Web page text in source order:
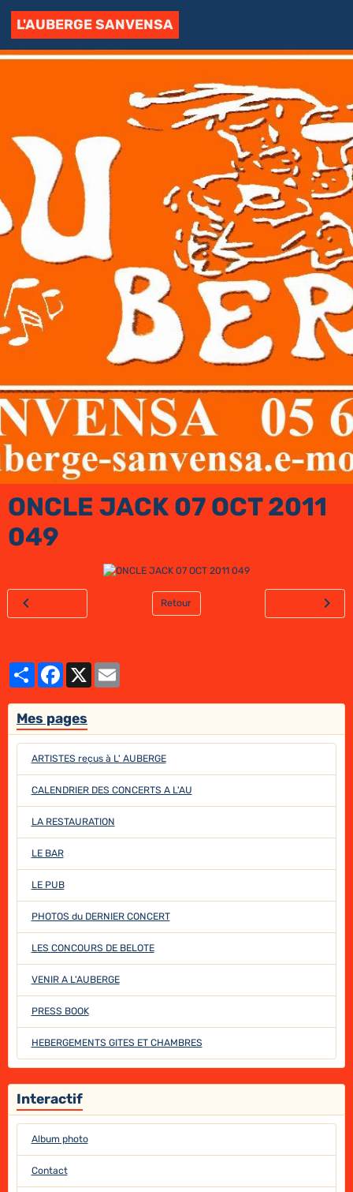
L'AUBERGE SANVENSA
ONCLE JACK 07 OCT 2011
049
Retour
PartagerFacebook
X
Mes pages
ARTISTES reçus à L' AUBERGE
CALENDRIER DES CONCERTS A L'AU
LA RESTAURATION
LE BAR
LE PUB
PHOTOS du DERNIER CONCERT
LES CONCOURS DE BELOTE
VENIR A L'AUBERGE
PRESS BOOK
HEBERGEMENTS GITES ET CHAMBRES
Interactif
Album photo
Contact